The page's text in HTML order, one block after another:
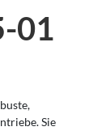
01
Sie